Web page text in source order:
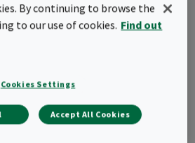
(PH)
的夾碳布來去除揮發性化合物，
要去除多種污染物在潔淨室空氣
By continuing to browse the
to our use of cookies. Find out
Cookies Settings
Accept All Cookies